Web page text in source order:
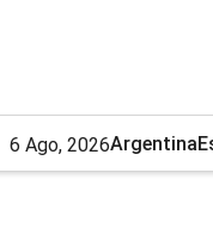
6 Ago, 2026Argentina